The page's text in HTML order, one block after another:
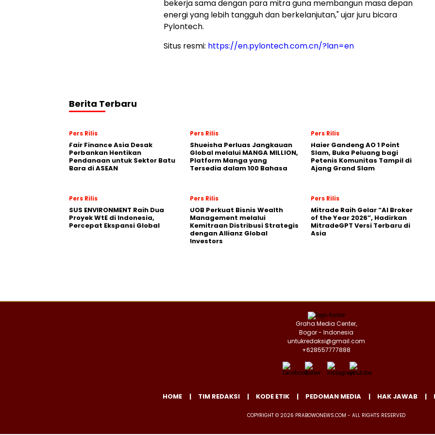
bekerja sama dengan para mitra guna membangun masa depan
energi yang lebih tangguh dan berkelanjutan," ujar juru bicara
Pylontech.
Situs resmi: https://en.pylontech.com.cn/?lan=en
Berita Terbaru
Pers Rilis
Fair Finance Asia Desak
Perbankan Hentikan
Pendanaan untuk Sektor Batu
Bara di ASEAN
Pers Rilis
Shueisha Perluas Jangkauan
Global melalui MANGA MILLION,
Platform Manga yang
Tersedia dalam 100 Bahasa
Pers Rilis
Haier Gandeng AO 1 Point
Slam, Buka Peluang bagi
Petenis Komunitas Tampil di
Ajang Grand Slam
Pers Rilis
SUS ENVIRONMENT Raih Dua
Proyek WtE di Indonesia,
Percepat Ekspansi Global
Pers Rilis
UOB Perkuat Bisnis Wealth
Management melalui
Kemitraan Distribusi Strategis
dengan Allianz Global
Investors
Pers Rilis
Mitrade Raih Gelar “AI Broker
of the Year 2026”, Hadirkan
MitradeGPT Versi Terbaru di
Asia
Graha Media Center,
Bogor - Indonesia
untukredaksi@gmail.com
+628557777888
HOME TIM REDAKSI KODE ETIK PEDOMAN MEDIA HAK JAWAB
COPYRIGHT © 2026 PRABOWONEWS.COM - ALL RIGHTS RESERVED